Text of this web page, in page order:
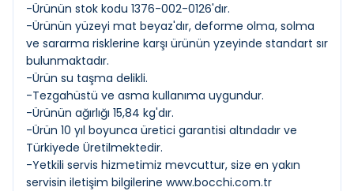
-Ürünün stok kodu 1376-002-0126'dır.
-Ürünün yüzeyi mat beyaz'dır, deforme olma, solma
ve sararma risklerine karşı ürünün yzeyinde standart sır
bulunmaktadır.
-Ürün su taşma delikli.
-Tezgahüstü ve asma kullanıma uygundur.
-Ürünün ağırlığı 15,84 kg'dır.
-Ürün 10 yıl boyunca üretici garantisi altındadır ve
Türkiyede Üretilmektedir.
-Yetkili servis hizmetimiz mevcuttur, size en yakın
servisin iletişim bilgilerine www.bocchi.com.tr